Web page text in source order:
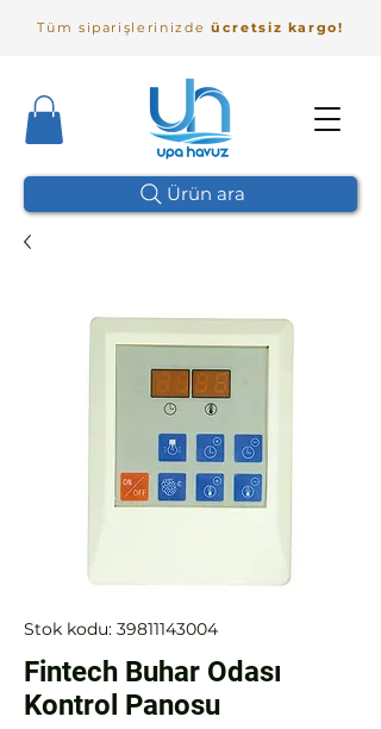
Tüm siparişlerinizde ücretsiz kargo!
Ürün ara
Stok kodu: 39811143004
Fintech Buhar Odası
Kontrol Panosu